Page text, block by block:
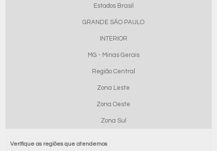
Estados Brasil
GRANDE SÃO PAULO
INTERIOR
MG - Minas Gerais
Região Central
Zona Leste
Zona Oeste
Zona Sul
Verifique as regiões que atendemos